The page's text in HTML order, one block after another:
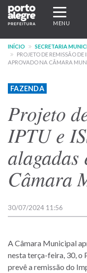
Pular
para
conteúdo
principal
navegação
MENU
INÍCIO
SECRETARIA
PROJETO DE REMISSÃO
APROVADO NA CÂMARA
FAZENDA
Projeto
IPTU e
alagadas
Câmara
30/07/2024 11:56
A Câmara Municipal
nesta terça-feira, 30, o
prevê a remissão do